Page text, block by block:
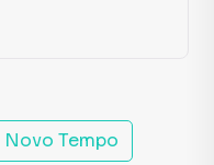
Novo Tempo